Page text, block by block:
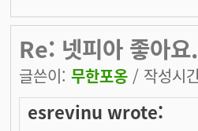
Re: 넷피아 좋아요.
글쓴이: 무한포옹 / 작성시
esrevinu wrote: